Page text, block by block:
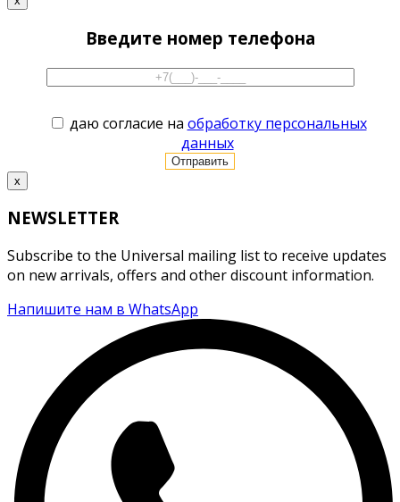
Введите номер телефона
даю согласие на обработку персональных
данных
x
NEWSLETTER
Subscribe to the Universal mailing list to receive updates
on new arrivals, offers and other discount information.
Напишите нам в WhatsApp